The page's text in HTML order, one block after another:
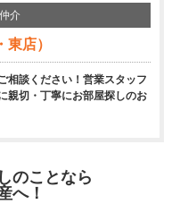
介
店）
相談ください！営業スタッフ
親切・丁寧にお部屋探しのお
のことなら
へ！